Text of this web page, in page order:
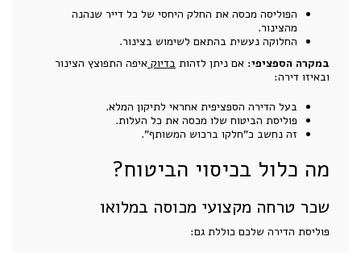
הפוליסה מכסה את החלק היחסי של כל דייר שנהנה
מהצינור.
החלוקה נעשית בהתאם לשימוש בצינור.
במקרה הספציפי: אם ניתן לזהות בדיוק איפה התפוצץ הצינור
ובאיזו דירה:
בעל הדירה הספציפית אחראי לתיקון המלא.
פוליסת הביטוח שלו מכסה את כל העלות.
זה נחשב כ"חלקו ברכוש המשותף".
מה כלול בכיסוי הביטוח?
שכר טרחה מקצועי מכוסה במלואו
פוליסת הדירה שלכם כוללת גם: